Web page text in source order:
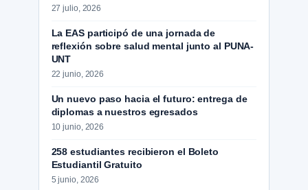
27 julio, 2026
La EAS participó de una jornada de
reflexión sobre salud mental junto al PUNA-
UNT
22 junio, 2026
Un nuevo paso hacia el futuro: entrega de
diplomas a nuestros egresados
10 junio, 2026
258 estudiantes recibieron el Boleto
Estudiantil Gratuito
5 junio, 2026